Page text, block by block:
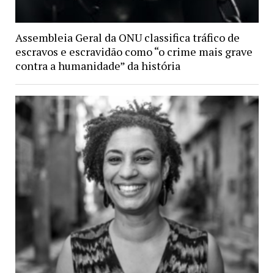
Assembleia Geral da ONU classifica tráfico de
escravos e escravidão como “o crime mais grave
contra a humanidade” da história